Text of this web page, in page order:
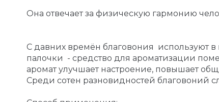
Она отвечает за физическую гармонию
С давних времён благовония используют в
палочки - средство для ароматизации
аромат улучшает настроение, повышает
Среди сотен разновидностей благовоний